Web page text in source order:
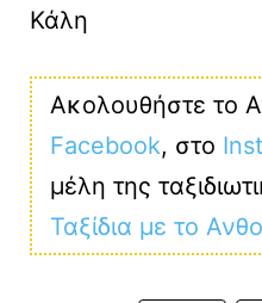
Κάλη
Ακολουθήστε το
Facebook, στο
μέλη της
Ταξίδια με το